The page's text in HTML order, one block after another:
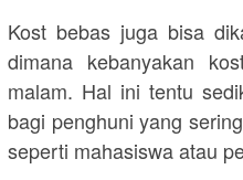
Kost bebas juga bisa
dimana kebanyakan
malam. Hal ini tentu
bagi penghuni yang
seperti mahasiswa atau